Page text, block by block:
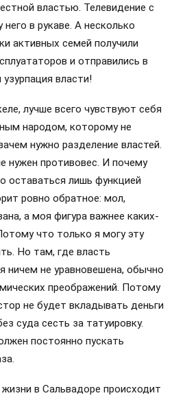
властью. Телевидение с
в рукаве. А несколько
активных семей получили
и отправились в
власти!
лучше всего чувствуют себя
народом, которому не
нужно разделение властей.
нужен противовес. И почему
оставаться лишь функцией
ровно обратное: мол,
а моя фигура важнее каких-
что только я могу эту
Но там, где власть
ничем не уравновешена, обычно
преображений. Потому
не будет вкладывать деньги
суда сесть за татуировку.
постоянно пускать
в Сальвадоре происходит